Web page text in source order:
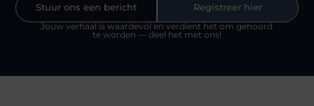
Stuur ons een bericht
Registreer hier
Jouw verhaal is waardevol en verdient het om gehoord
te worden — deel het met ons!